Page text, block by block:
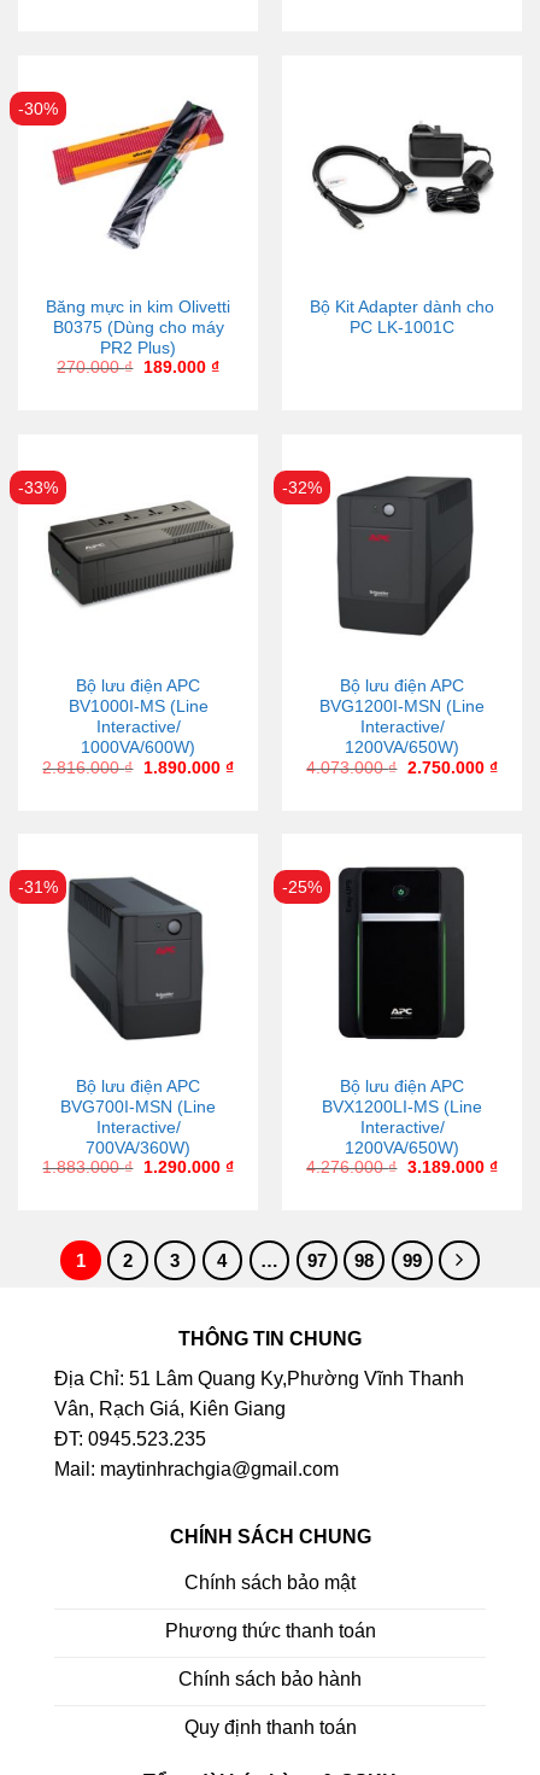
-30%
Băng mực in kim Olivetti
B0375 (Dùng cho máy
PR2 Plus)
270.000₫ 189.000 ₫
Bộ Kit Adapter dành cho
PC LK-1001C
-33%
Bộ lưu điện APC
BV1000I-MS (Line
Interactive/
1000VA/600W)
2.816.000₫ 1.890.000 ₫
-32%
Bộ lưu điện APC
BVG1200I-MSN (Line
Interactive/
1200VA/650W)
4.073.000₫ 2.750.000 ₫
-31%
Bộ lưu điện APC
BVG700I-MSN (Line
Interactive/
700VA/360W)
1.883.000₫ 1.290.000 ₫
-25%
Bộ lưu điện APC
BVX1200LI-MS (Line
Interactive/
1200VA/650W)
4.276.000₫ 3.189.000 ₫
1 2 3 4 … 97 98 99
THÔNG TIN CHUNG
Địa Chỉ: 51 Lâm Quang Ky,Phường Vĩnh Thanh
Vân, Rạch Giá, Kiên Giang
ĐT: 0945.523.235
Mail: maytinhrachgia@gmail.com
CHÍNH SÁCH CHUNG
Chính sách bảo mật
Phương thức thanh toán
Chính sách bảo hành
Quy định thanh toán